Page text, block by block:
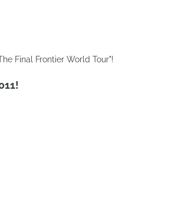
Final Frontier World Tour"!